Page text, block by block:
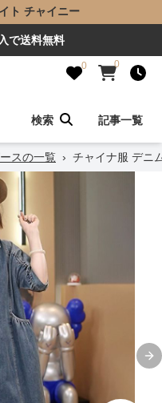
ト チャイニー
で送料無料
0 0
検索 記事一覧
スの一覧 › チャイナ服 デニ